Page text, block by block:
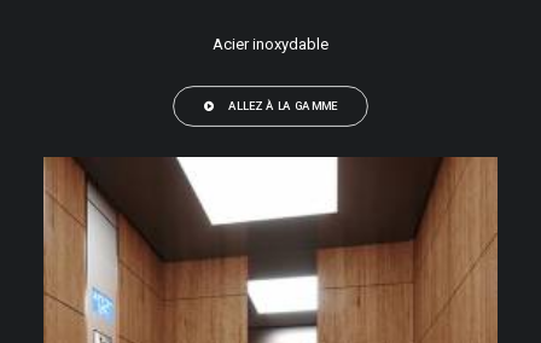
Acier inoxydable
ALLEZ À LA GAMME